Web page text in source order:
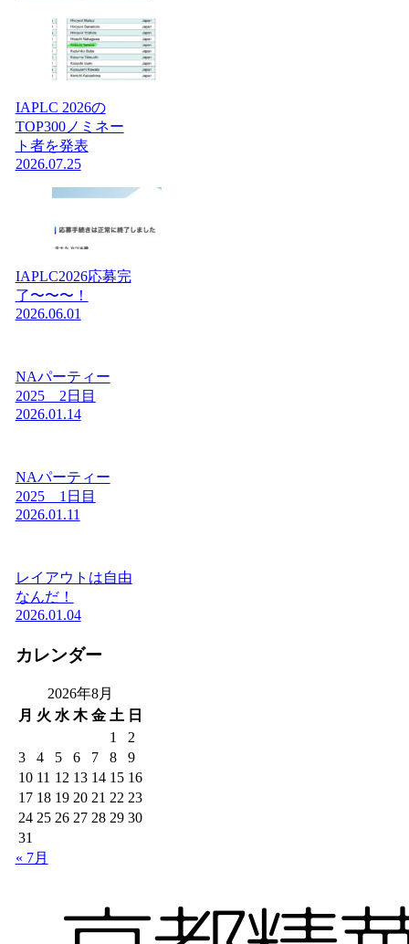
IAPLC 2026の
TOP300ノミネー
ト者を発表
2026.07.25
IAPLC2026応募完
了〜〜〜！
2026.06.01
NAパーティー
2025 2日目
2026.01.14
NAパーティー
2025 1日目
2026.01.11
レイアウトは自由
なんだ！
2026.01.04
カレンダー
2026年8月
月 火 水 木 金 土 日
1
2
3
4 5 6 7 8
9
10 11 12 13 14 15 16
17 18 19 20 21 22 23
24 25 26 27 28 29 30
31
« 7月